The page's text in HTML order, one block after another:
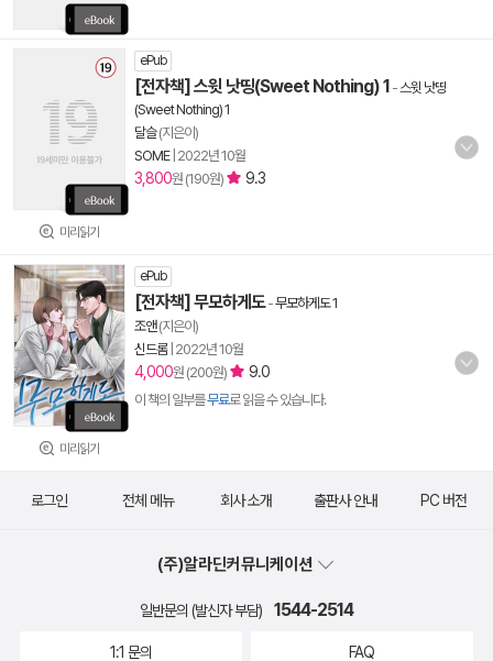
미리읽기
ePub
[전자책] 스윗 낫띵(Sweet Nothing) 1 -스윗 낫띵
(Sweet Nothing) 1
달슬(지은이)
SOME| 2022년 10월
3,800원 (190원) 9.3
미리읽기
ePub
[전자책] 무모하게도-무모하게도 1
조앤(지은이)
신드롬| 2022년 10월
4,000원 (200원) 9.0
이 책의 일부를무료로 읽을 수 있습니다.
로그인 전체 메뉴 회사 소개 출판사 안내 PC 버전
(주)알라딘커뮤니케이션
일반문의 (발신자 부담) 1544-2514
1:1 문의 FAQ